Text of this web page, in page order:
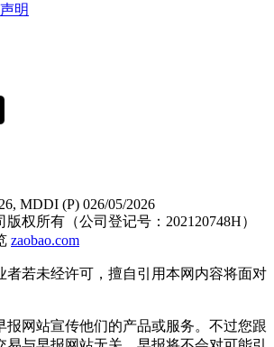
明
MDDI (P) 026/05/2026
权所有（公司登记号：202120748H）
zaobao.com
者若未经许可，擅自引用本网内容将面对
报网站宣传他们的产品或服务。不过您跟